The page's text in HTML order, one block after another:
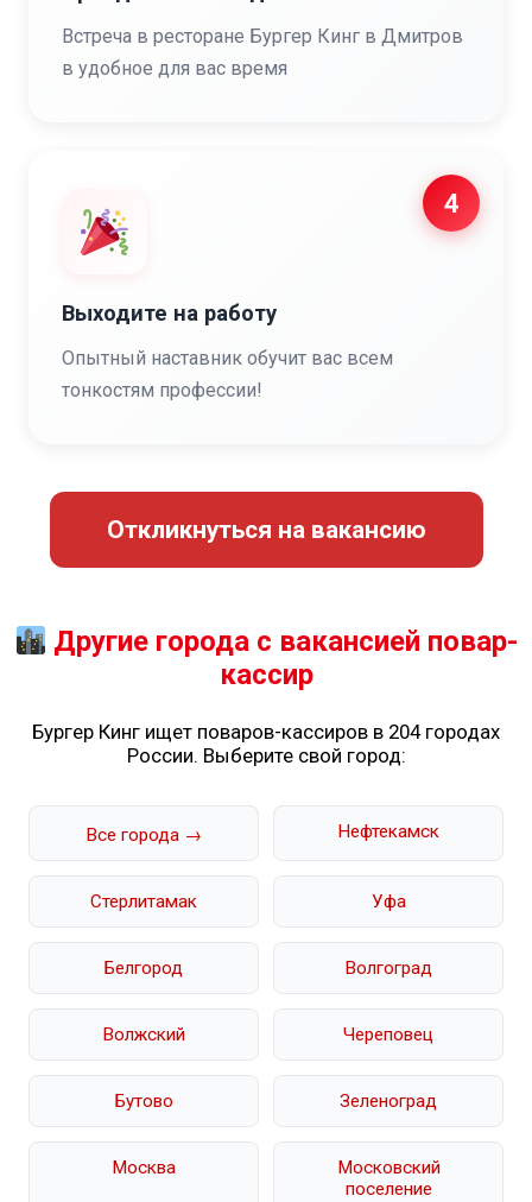
Встреча в ресторане Бургер Кинг в Дмитров
в удобное для вас время
4
Выходите на работу
Опытный наставник обучит вас всем
тонкостям профессии!
Откликнуться на вакансию
Другие города с вакансией повар-
кассир
Бургер Кинг ищет поваров-кассиров в 204 городах
России. Выберите свой город:
Все города → Нефтекамск
Стерлитамак Уфа
Белгород Волгоград
Волжский Череповец
Бутово Зеленоград
Москва
Московский
поселение